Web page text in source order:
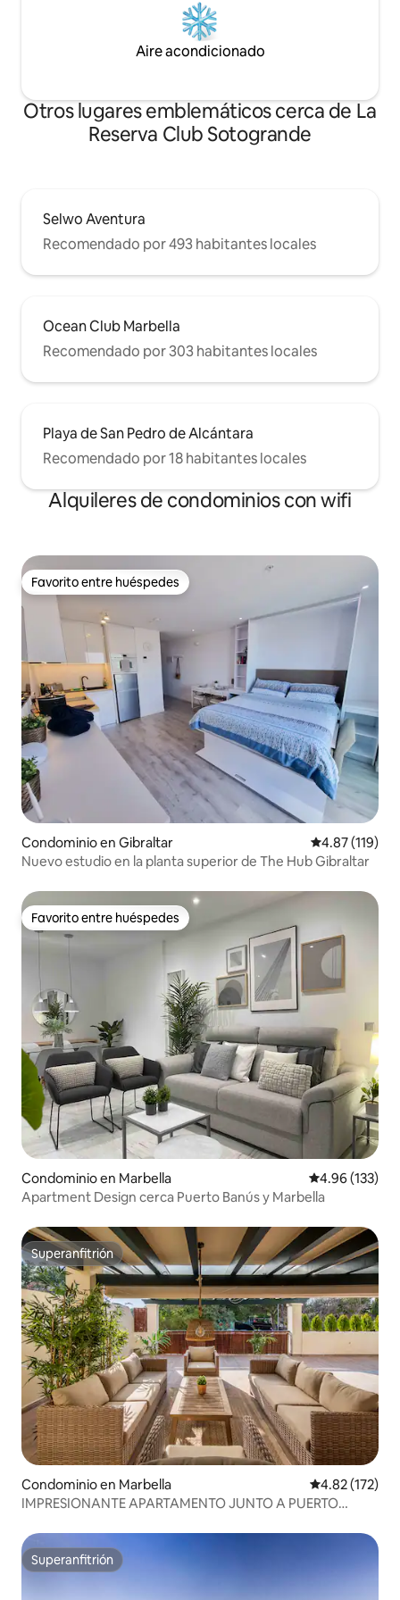
Aire acondicionado
Otros lugares emblemáticos cerca de La
Reserva Club Sotogrande
Selwo Aventura
Recomendado por 493 habitantes locales
Ocean Club Marbella
Recomendado por 303 habitantes locales
Playa de San Pedro de Alcántara
Recomendado por 18 habitantes locales
Alquileres de condominios con wifi
Favorito entre huéspedes
Favorito entre huéspedes
Condominio en Gibraltar Calificación
4.87 (119)
Nuevo estudio en la planta superior de The Hub Gibraltar
Favorito entre huéspedes
Favorito entre huéspedes
Condominio en Marbella Calificación
4.96 (133)
Apartment Design cerca Puerto Banús y Marbella
Superanfitrión
Superanfitrión
Condominio en Marbella Calificación
4.82 (172)
IMPRESIONANTE APARTAMENTO JUNTO A PUERTO
Superanfitrión
Superanfitrión